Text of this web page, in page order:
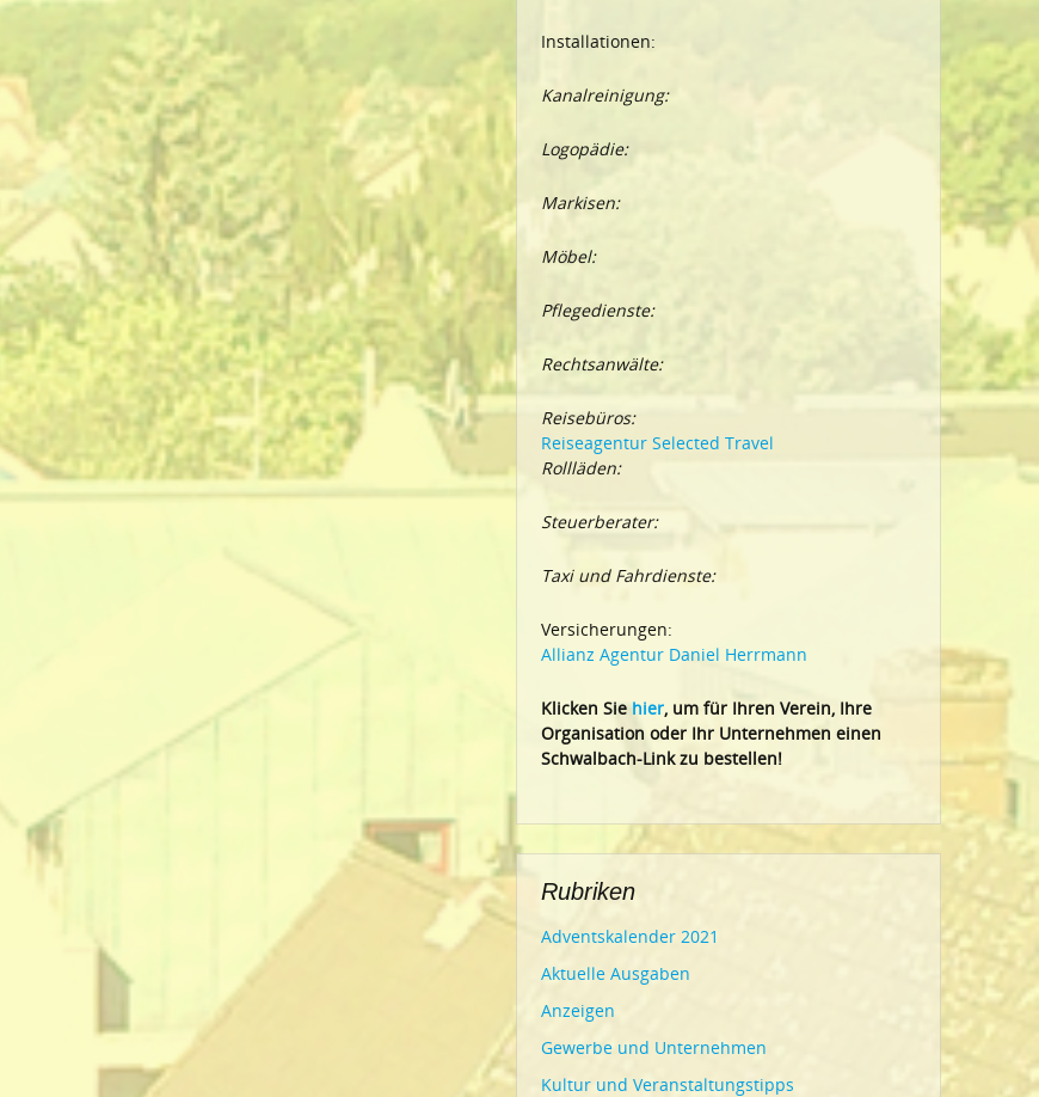
Installationen:
Kanalreinigung:
Logopädie:
Markisen:
Möbel:
Pflegedienste:
Rechtsanwälte:
Reisebüros:
Reiseagentur Selected Travel
Rollläden:
Steuerberater:
Taxi und Fahrdienste:
Versicherungen:
Allianz Agentur Daniel Herrmann
Klicken Siehier, um für Ihren Verein, Ihre
Organisation oder Ihr Unternehmen einen
Schwalbach-Link zu bestellen!
Rubriken
Adventskalender 2021
Aktuelle Ausgaben
Anzeigen
Gewerbe und Unternehmen
Kultur und Veranstaltungstipps